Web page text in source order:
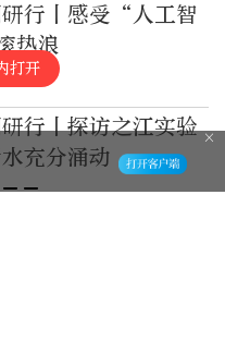
行丨感受“人工智
热浪
行丨探访之江实验
充分涌动
打开